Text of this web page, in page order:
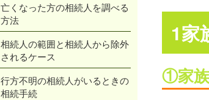
1家
①家
亡くなった方の相続人を調べる
方法
相続人の範囲と相続人から除外
されるケース
行方不明の相続人がいるときの
相続手続